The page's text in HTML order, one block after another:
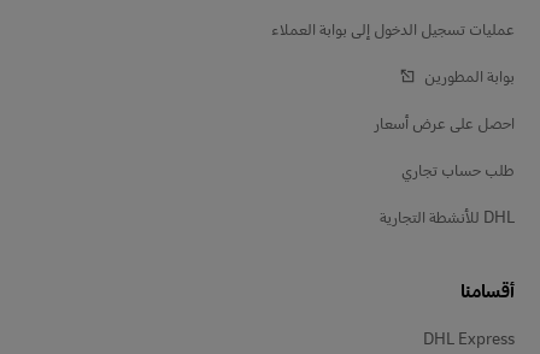
عمليات تسجيل الدخول إلى بوابة العملاء
بوابة المطورين
احصل على عرض أسعار
طلب حساب تجاري
DHL للأنشطة التجارية
أقسامنا
DHL Express